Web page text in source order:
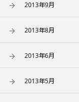
2013年9月
2013年8月
2013年6月
2013年5月